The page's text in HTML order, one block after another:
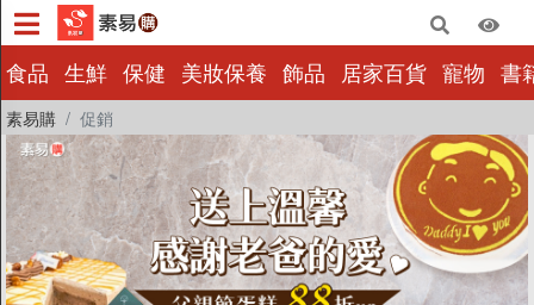
食品 生鮮 保健 美妝保養 飾品 居家百貨 寵物 書
素易購 促銷
食品
生鮮
保健
美妝保養
飾品